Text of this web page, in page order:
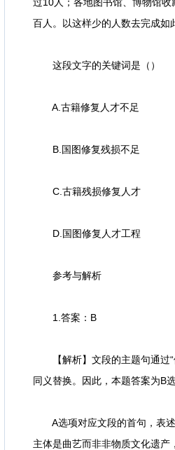
百人。以这样少的人数去完成如
这段文字的关键词是（）
A.古籍修复人才不足
B.国图修复残损不足
C.古籍残损修复人才
D.国图修复人才工程
参考与解析
1.答案：B
【解析】文段的主题句通过“
同义替换。因此，本题答案为B选
A选项对应文段的首句，表述
主体是曲艺而非非物质文化遗产